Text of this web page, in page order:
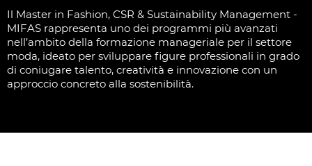
Il Master in Fashion, CSR & Sustainability Management -
MIFAS rappresenta uno dei programmi più avanzati
nell’ambito della formazione manageriale per il settore
moda, ideato per sviluppare figure professionali in grado
di coniugare talento, creatività e innovazione con un
approccio concreto alla sostenibilità.